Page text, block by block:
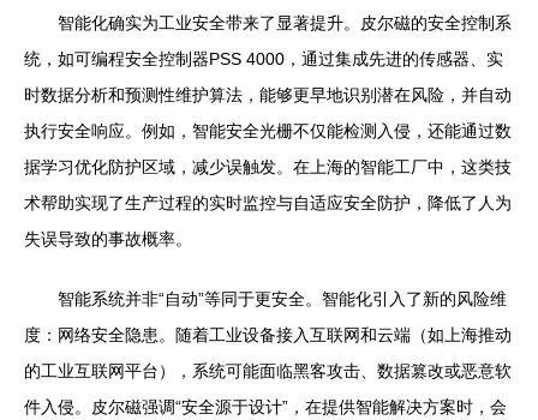
智能化确实为工业安全带来了显著提升。皮尔磁的安全控制系
统，如可编程安全控制器PSS 4000，通过集成先进的传感器、实
时数据分析和预测性维护算法，能够更早地识别潜在风险，并自动
执行安全响应。例如，智能安全光栅不仅能检测入侵，还能通过数
据学习优化防护区域，减少误触发。在上海的智能工厂中，这类技
术帮助实现了生产过程的实时监控与自适应安全防护，降低了人为
失误导致的事故概率。
智能系统并非“自动”等同于更安全。智能化引入了新的风险维
度：网络安全隐患。随着工业设备接入互联网和云端（如上海推动
的工业互联网平台），系统可能面临黑客攻击、数据篡改或恶意软
件入侵。皮尔磁强调“安全源于设计”，在提供智能解决方案时，会